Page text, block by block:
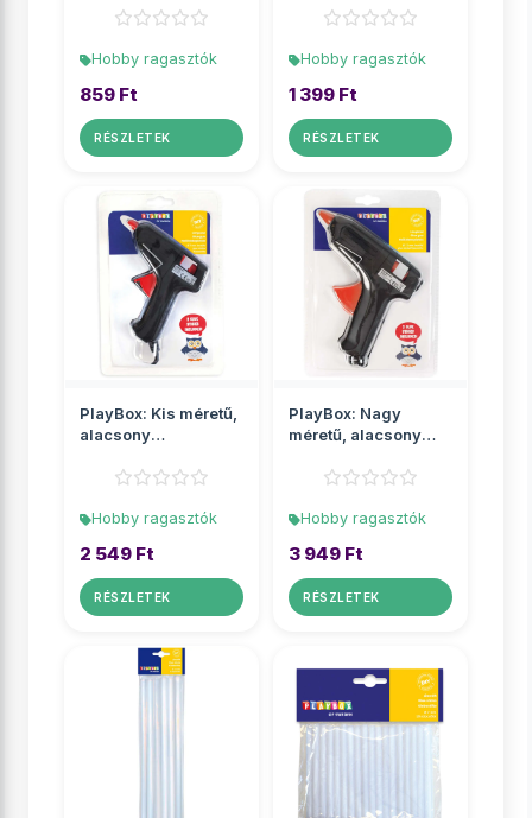
Hobby ragasztók
859 Ft
RÉSZLETEK
Hobby ragasztók
1 399 Ft
RÉSZLETEK
PlayBox: Kis méretű,
alacsony
ragasztópi...
Hobby ragasztók
2 549 Ft
RÉSZLETEK
PlayBox: Nagy
méretű, alacsony
ragasztóp...
Hobby ragasztók
3 949 Ft
RÉSZLETEK